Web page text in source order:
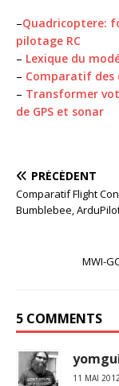
–Quadricoptere:
pilotage RC
– Lexique du
– Comparatif des
– Transformer
de GPS et sonar
PRÉCÉDENT
Comparatif Flight
Bumblebee,
MWI-
5 COMMENTS
11 MAI